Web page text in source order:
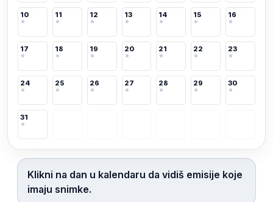
10 11 12 13 14 15 16
17 18 19 20 21 22 23
24 25 26 27 28 29 30
31
Klikni na dan u kalendaru da vidiš emisije koje
imaju snimke.